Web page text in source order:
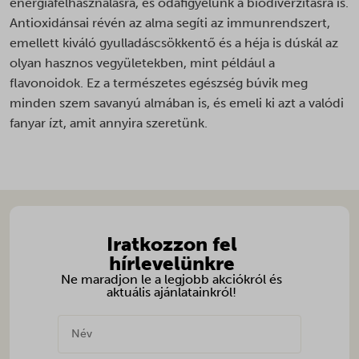
Antioxidánsai révén az alma segíti az immunrendszert,
emellett kiváló gyulladáscsökkentő és a héja is dúskál az
olyan hasznos vegyületekben, mint például a
flavonoidok. Ez a természetes egészség búvik meg
minden szem savanyú almában is, és emeli ki azt a valódi
fanyar ízt, amit annyira szeretünk.
Iratkozzon fel
hírlevelünkre
Ne maradjon le a legjobb akciókról és
aktuális ajánlatainkról!
_lscache_vary
_vis_opt_s
_vis_opt_test_cookie
cookieconsent_status
ct-ultimate-gdpr-cookie
omnisendSessionID
PHPSESSID
Részletek megjelenítése
_clsk
_ga
_ga_*
ajs_anonymous_id
last_pysTrafficSource
Marketing
A marketing szolgáltatásokat harmadik fél hirdetői vagy kiadói
használják személyre szabott hirdetések megjelenítésére. Ezt a
látogatók nyomon követésével teszik meg különböző
weboldalakon.
Részletek megjelenítése
__cvg_uid